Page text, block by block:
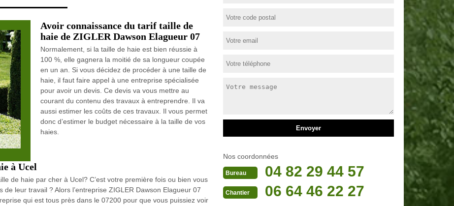
Avoir connaissance du tarif taille de
haie de ZIGLER Dawson Elagueur 07
Normalement, si la taille de haie est bien réussie à
100 %, elle gagnera la moitié de sa longueur coupée
en un an. Si vous décidez de procéder à une taille de
haie, il faut faire appel à une entreprise spécialisée
pour avoir un devis. Ce devis va vous mettre au
courant du contenu des travaux à entreprendre. Il va
aussi estimer les coûts de ces travaux. Il vous permet
donc d’estimer le budget nécessaire à la taille de vos
haies.
à Ucel
de haie par cher à Ucel? C’est votre première fois ou bien vous
leur travail ? Alors l’entreprise ZIGLER Dawson Elagueur 07
qui est tous près dans le 07200 pour que vous puissiez voir
Nos coordonnées
Bureau 04 82 29 44 57
Chantier 06 64 46 22 27